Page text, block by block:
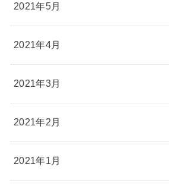
2021年5月
2021年4月
2021年3月
2021年2月
2021年1月